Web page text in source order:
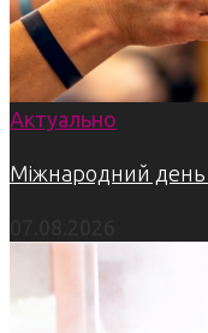
Актуально
Міжнародний день